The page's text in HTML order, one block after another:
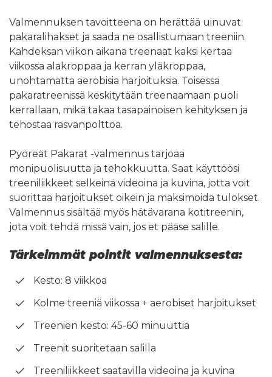
Valmennuksen tavoitteena on herättää uinuvat
pakaralihakset ja saada ne osallistumaan treeniin.
Kahdeksan viikon aikana treenaat kaksi kertaa
viikossa alakroppaa ja kerran yläkroppaa,
unohtamatta aerobisia harjoituksia. Toisessa
pakaratreenissä keskitytään treenaamaan puoli
kerrallaan, mikä takaa tasapainoisen kehityksen ja
tehostaa rasvanpolttoa.
Pyöreät Pakarat -valmennus tarjoaa
monipuolisuutta ja tehokkuutta. Saat käyttöösi
treeniliikkeet selkeinä videoina ja kuvina, jotta voit
suorittaa harjoitukset oikein ja maksimoida tulokset.
Valmennus sisältää myös hätävarana kotitreenin,
jota voit tehdä missä vain, jos et pääse salille.
Tärkeimmät pointit valmennuksesta:
Kesto: 8 viikkoa
Kolme treeniä viikossa + aerobiset harjoitukset
Treenien kesto: 45-60 minuuttia
Treenit suoritetaan salilla
Treeniliikkeet saatavilla videoina ja kuvina